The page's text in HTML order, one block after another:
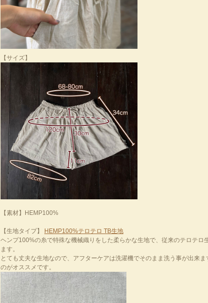
【サイズ】
【素材】HEMP100%
【生地タイプ】
HEMP100%テロテロ TB生地
ヘンプ100%の糸で特殊な機械織りをした柔らかな生地で、従来のテロテロ
ます。
とても丈夫な生地なので、アフターケアは洗濯機でそのまま洗う事が出来
のがオススメです。